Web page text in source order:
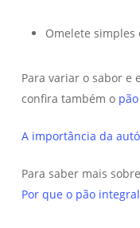
Omelete simples
Para variar o sabor e
confira também o
A importância da
Para saber mais
Por que o pão